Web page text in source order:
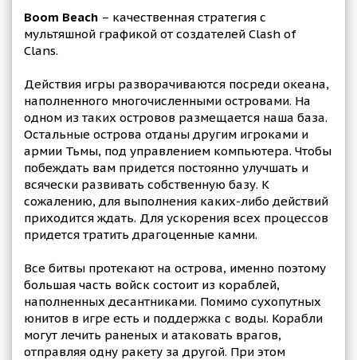
Boom Beach – качественная стратегия с
мультяшной графикой от создателей Clash of
Clans.
Действия игры разворачиваются посреди океана,
наполненного многочисленными островами. На
одном из таких островов размещается наша база.
Остальные острова отданы другим игроками и
армии Тьмы, под управлением компьютера. Чтобы
побеждать вам придется постоянно улучшать и
всячески развивать собственную базу. К
сожалению, для выполнения каких-либо действий
приходится ждать. Для ускорения всех процессов
придется тратить драгоценные камни.
Все битвы протекают на острова, именно поэтому
большая часть войск состоит из кораблей,
наполненных десантниками. Помимо сухопутных
юнитов в игре есть и поддержка с воды. Корабли
могут лечить раненых и атаковать врагов,
отправляя одну ракету за другой. При этом